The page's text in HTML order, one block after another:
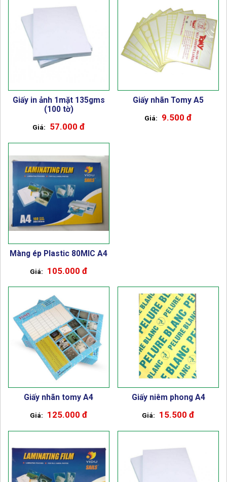
Giấy in ảnh 1mặt 135gms
(100 tờ)
57.000 đ
Giấy nhãn Tomy A5
9.500 đ
Màng ép Plastic 80MIC A4
105.000 đ
Giấy nhãn tomy A4
125.000 đ
Giấy niêm phong A4
15.500 đ